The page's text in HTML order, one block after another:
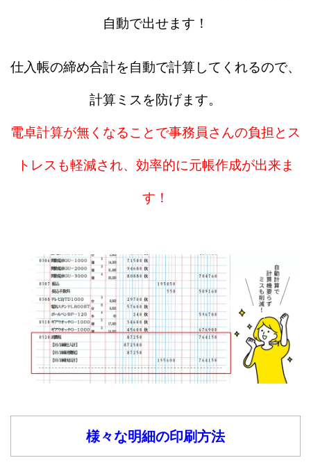
自動で出せます！
仕入帳の締め合計を自動で計算してくれるので、
計算ミスを防げます。
電卓計算が無くなることで事務員さんの負担とス
トレスも軽減され、効率的に元帳作成が出来ま
す！
様々な明細の印刷方法